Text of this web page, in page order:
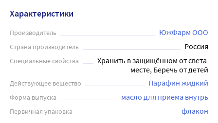
приеме внутрь не всасывается. Слабительный эффект
наступает через 6-8 часов. Масло продаётся в флаконе
объёмом 100 мл. Перед применением рекомендуется
проконсультироваться с врачом.
Характеристики
Производитель ЮжФарм ООО
Страна производитель Россия
Специальные свойства
Хранить в защищённом от света
месте, Беречь от детей
Действующее вещество Парафин жидкий
Форма выпуска масло для приема внутрь
Первичная упаковка флакон